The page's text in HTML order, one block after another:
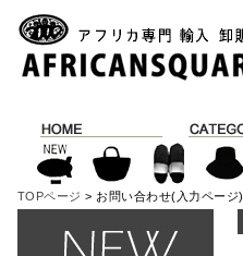
TOPページ > お問い合わせ(入力ページ)